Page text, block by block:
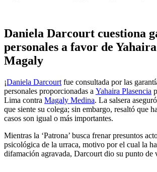
Daniela Darcourt cuestiona
personales a favor de
Magaly
¡Daniela Darcourt fue consultada por las
personales proporcionadas a Yahaira Plasencia
Lima contra Magaly Medina. La salsera
que siente su colega; sin embargo, resaltó que
casos son igual o más importantes.
Mientras la ‘Patrona’ busca frenar presuntos
psicológica de la urraca, motivo por el cual la
difamación agravada, Darcourt dio su punto de